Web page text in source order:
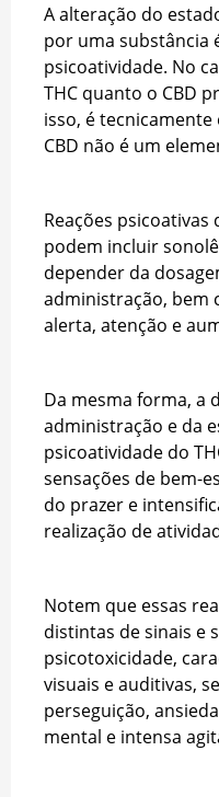
A alteração do
por uma substância
psicoatividade. No
THC quanto o CBD
isso, é
CBD não é um
Reações
podem incluir
depender da
administração, bem
alerta, atenção e
Da mesma forma, a
administração e da
psicoatividade do
sensações de bem-
do prazer e
realização de
Notem que essas
distintas de sinais e
psicotoxicidade,
visuais e auditivas,
perseguição,
mental e intensa